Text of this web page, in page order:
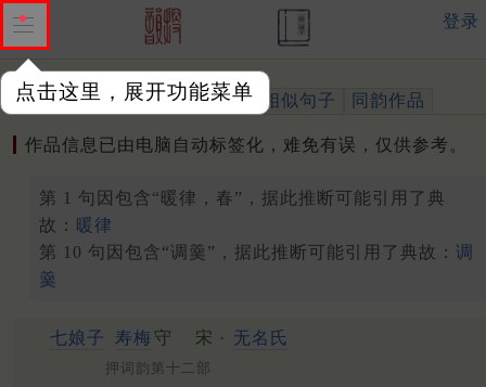
点击这里，展开功能菜单
登录
作品 标注四声 出处、引用 相似句子 同韵作品
作品信息已由电脑自动标签化，难免有误，仅供参考。
第 1 句因包含“暖律，春”，据此推断可能引用了典
故： 暖律
第 10 句因包含“调羹”，据此推断可能引用了典故： 调
羹
七娘子 寿梅 守 宋 · 无名氏
押词韵第十二部